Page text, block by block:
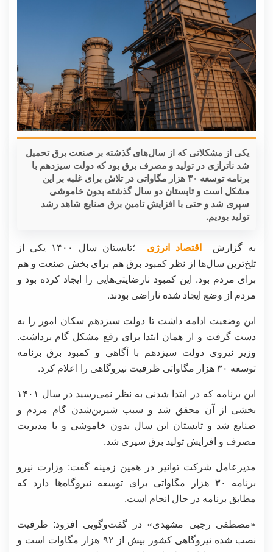
یکی از مشکلاتی که از سال‌های گذشته بر صنعت برق تحمیل
شد ناترازی در تولید و مصرف برق بود که دولت سیزدهم با
برنامه توسعه ۳۰ هزار مگاواتی در تلاش برای غلبه بر این
مشکل است و تابستان دو سال گذشته بدون خاموشی
سپری شد و حتی با افزایش تامین برق صنایع شاهد رشد
تولید بودیم.
به گزارشاقتصاد انرژی
؛تابستان سال ۱۴۰۰ یکی از
تلخ‌ترین سال‌ها از نظر کمبود برق هم برای بخش صنعت و هم
برای مردم بود. این کمبود نارضایتی‌هایی را ایجاد کرده بود و
مردم از وضع ایجاد شده ناراضی بودند.
این وضعیت ادامه داشت تا دولت سیزدهم سکان امور را به
دست گرفت و از همان ابتدا برای رفع مشکل گام برداشت.
وزیر نیروی دولت سیزدهم با آگاهی و کمبود برق برنامه
توسعه ۳۰ هزار مگاواتی ظرفیت نیروگاهی را اعلام کرد.
این برنامه که در ابتدا شدنی به نظر نمی‌رسید در سال ۱۴۰۱
بخشی از آن محقق شد و سبب شیرین‌شدن گام مردم و
صنایع شد و تابستان این سال بدون خاموشی و با مدیریت
مصرف و افزایش تولید برق سپری شد.
مدیرعامل شرکت توانیر در همین زمینه گفت: وزارت نیرو
برنامه ۳۰ هزار مگاواتی برای توسعه نیروگاه‌ها دارد که
مطابق برنامه در حال انجام است.
«مصطفی رجبی مشهدی» در گفت‌وگویی افزود: ظرفیت
نصب شده نیروگاهی کشور بیش از ۹۲ هزار مگاوات است و